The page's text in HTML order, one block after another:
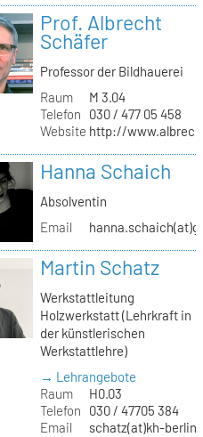
Prof. Albrecht
Schäfer
Professor der Bildhauerei
Raum
M 3.04
Telefon
030 / 477 05 458
Website http://
Hanna Schaich
Absolventin
Email
Martin Schatz
Werkstattleitung
Holzwerkstatt (Lehrkraft in
der künstlerischen
Werkstattlehre)
→ Lehrangebote
Raum
H0.03
Telefon
030 / 47705 384
Email
schatz(at)kh-